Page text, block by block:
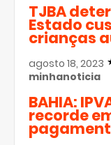
TJBA
Estado
crianças
agosto 18, 2023
minhanoticia
BAHIA:
recorde